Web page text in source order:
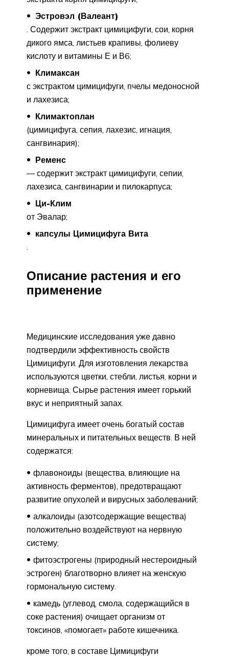
Эстровэл (Валеант)
. Содержит экстракт цимицифуги, сои, корня
дикого ямса, листьев крапивы, фолиеву
кислоту и витамины Е и В6;
Климаксан
с экстрактом цимицифуги, пчелы медоносной
и лахезиса;
Климактоплан
(цимицифуга, сепия, лахезис, игнация,
сангвинария);
Ременс
— содержит экстракт цимицифуги, сепии,
лахезиса, сангвинарии и пилокарпуса;
Ци-Клим
от Эвалар;
капсулы Цимицифуга Вита
Описание растения и его
применение
Медицинские исследования уже давно
подтвердили эффективность свойств
Цимицифуги. Для изготовления лекарства
используются цветки, стебли, листья, корни и
корневища. Сырье растения имеет горький
вкус и неприятный запах.
Цимицифуга имеет очень богатый состав
минеральных и питательных веществ. В ней
содержатся:
флавоноиды (вещества, влияющие на
активность ферментов), предотвращают
развитие опухолей и вирусных заболеваний;
алкалоиды (азотсодержащие вещества)
положительно воздействуют на нервную
систему;
фитоэстрогены (природный нестероидный
эстроген) благотворно влияет на женскую
гормональную систему.
камедь (углевод, смола, содержащийся в
соке растения) очищает организм от
токсинов, «помогает» работе кишечника.
кроме того, в составе Цимицифуги